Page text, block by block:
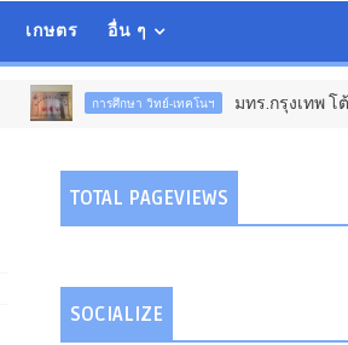
เกษตร อื่น ๆ
การศึกษา วิทย์-เทคโนฯ มทร.กรุงเทพ โต้ข่าวเ
TOTAL PAGEVIEWS
SOCIALIZE